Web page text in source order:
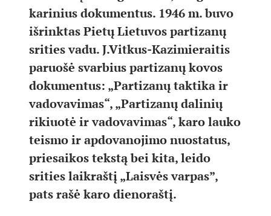
karinius dokumentus. 1946 m. buvo
išrinktas Pietų Lietuvos partizanų
srities vadu. J.Vitkus-Kazimieraitis
paruošė svarbius partizanų kovos
dokumentus: „Partizanų taktika ir
vadovavimas“, „Partizanų dalinių
rikiuotė ir vadovavimas“, karo lauko
teismo ir apdovanojimo nuostatus,
priesaikos tekstą bei kita, leido
srities laikraštį „Laisvės varpas”,
pats rašė karo dienoraštį.